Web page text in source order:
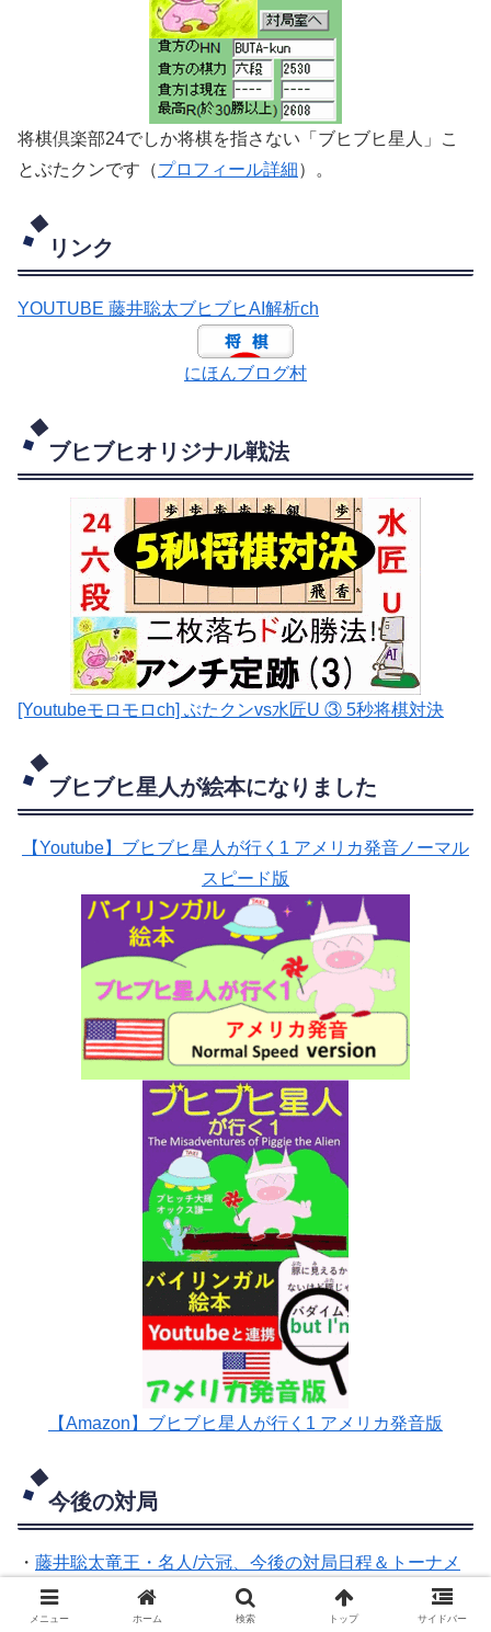
将棋倶楽部24でしか将棋を指さない「ブヒブヒ星人」こ
とぶたクンです（プロフィール詳細）。
リンク
YOUTUBE 藤井聡太ブヒブヒAI解析ch
にほんブログ村
ブヒブヒオリジナル戦法
[Youtubeモロモロch] ぶたクンvs水匠U ③ 5秒将棋対決
ブヒブヒ星人が絵本になりました
【Youtube】ブヒブヒ星人が行く1 アメリカ発音ノーマル
スピード版
【Amazon】ブヒブヒ星人が行く1 アメリカ発音版
今後の対局
・ 藤井聡太竜王・名人/六冠、今後の対局日程＆トーナメ
ント表
メニュー ホーム 検索 トップ サイドバー